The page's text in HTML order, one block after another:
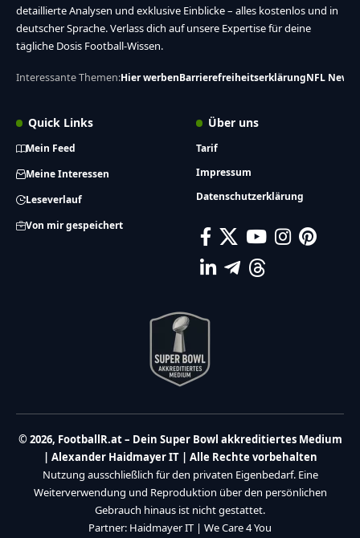
detaillierte Analysen und exklusive Einblicke – alles kostenlos und in
deutscher Sprache. Verlass dich auf unsere Expertise für deine
tägliche Dosis Football-Wissen.
Interessante Themen:Hier werbenBarrierefreiheitserklärungNFL News
Quick Links
Mein Feed
Meine Interessen
Leseverlauf
Von mir gespeichert
Über uns
Tarif
Impressum
Datenschutzerklärung
© 2026, FootballR.at – Dein Super Bowl akkreditiertes Medium
| Alexander Haidmayer IT | Alle Rechte vorbehalten
Nutzung ausschließlich für den privaten Eigenbedarf. Eine
Weiterverwendung und Reproduktion über den persönlichen
Gebrauch hinaus ist nicht gestattet.
Partner: Haidmayer IT | We Care 4 You